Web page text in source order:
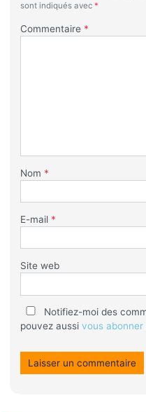
sont indiqués avec *
Commentaire *
Nom *
E-mail *
Site web
Notifiez-moi des
pouvez aussi vous abonner